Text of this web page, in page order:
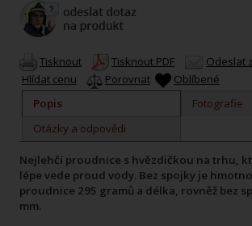
Tisknout Tisknout PDF
Odeslat
Hlídat cenu
Porovnat
Oblíbené
Popis
Fotografie
Otázky a odpovědi
Nejlehčí proudnice s hvězdičkou na trhu,
lépe vede proud vody. Bez spojky je
proudnice 295 gramů a délka, rovněž bez
mm.